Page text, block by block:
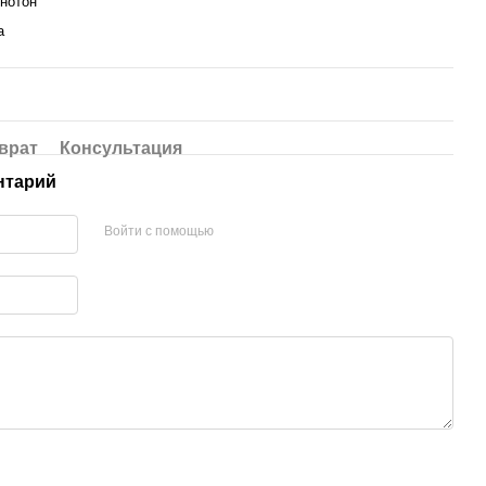
Консультация
Войти с помощью